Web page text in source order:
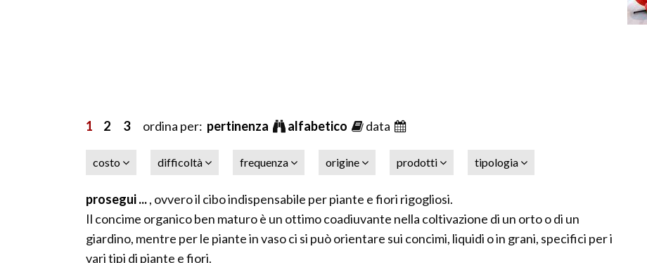
1 2 3ordina per: pertinenza alfabetico data
costo difficoltà frequenza origine prodotti tipologia
prosegui ..., ovvero il cibo indispensabile per piante e fiori rigogliosi.
Il concime organico ben maturo è un ottimo coadiuvante nella coltivazione di un orto o di un
giardino, mentre per le piante in vaso ci si può orientare sui concimi, liquidi o in grani, specifici per i
vari tipi di piante e fiori.